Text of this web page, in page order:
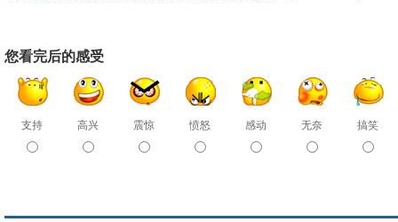
您看完后的感受
支持 高兴 震惊 愤怒 感动 无奈 搞笑